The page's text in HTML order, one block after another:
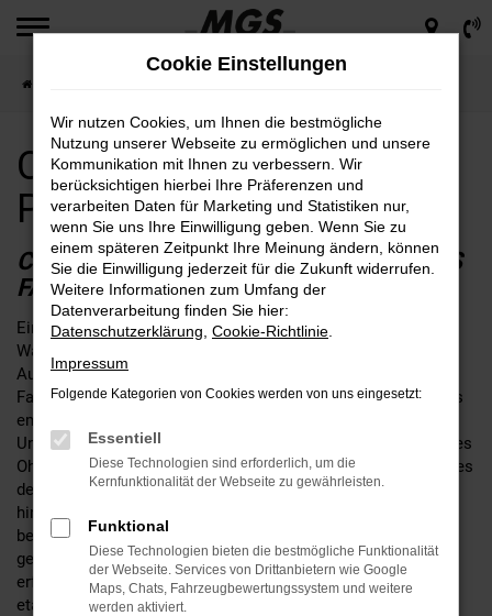
Zum
springen
CUPRA Formentor für
Plauen günstig kaufen
CUPRA FORMENTOR – IHR PERFEKTES
FAHRZEUG FÜR PLAUEN
Ein CUPRA Formentor für Plauen ist ganz sicher eine gute
Wahl. Aus der Erfahrung aus mehr als 65 Jahren im
Automobilbereich und drei Generationen eines traditionellen
Familienbetriebs, können wir dieses Modell guten Gewissens
empfehlen. Aus Plauen ist der Weg zu MGS nicht weit. Unser
Unternehmen schreibt Beratung groß und hat stets ein offenes
Ohr für Ihre individuellen Bedürfnisse. Wenn fest steht, dass es
der CUPRA Formentor werden soll, beraten wir Sie gerne
hinsichtlich der Motorisierung, der Lackfarbe und all der
bereitstehenden Extras, unterbreiten Ihnen auf Wunsch aber
gerne auch noch alternative Vorschläge. Ihr Vorteil: wir sind
erfahren und verkaufen die Fahrzeuge gleich mehrerer
etablierter Hersteller.
Cookie Einstellungen
Wir nutzen Cookies, um Ihnen die bestmögliche
Nutzung unserer Webseite zu ermöglichen und unsere
Kommunikation mit Ihnen zu verbessern. Wir
berücksichtigen hierbei Ihre Präferenzen und
verarbeiten Daten für Marketing und Statistiken nur,
wenn Sie uns Ihre Einwilligung geben. Wenn Sie zu
einem späteren Zeitpunkt Ihre Meinung ändern, können
Sie die Einwilligung jederzeit für die Zukunft widerrufen.
Weitere Informationen zum Umfang der
Datenverarbeitung finden Sie hier:
Datenschutzerklärung Cookie-Richtlinie
Impressum
Folgende Kategorien von Cookies werden von uns eingesetzt:
Essentiell
Diese Technologien sind erforderlich, um die
Kernfunktionalität der Webseite zu gewährleisten.
Funktional
Diese Technologien bieten die bestmögliche Funktionalität
der Webseite. Services von Drittanbietern wie Google
Maps, Chats, Fahrzeugbewertungssystem und weitere
werden aktiviert.